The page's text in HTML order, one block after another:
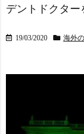
デントドクタ
19/03/2020 海外